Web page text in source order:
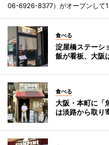
06-6926-8377）がオープンして1
食べる
淀屋橋ステー
飯が看板、大阪
食べる
大阪・本町に「
は淡路から取り